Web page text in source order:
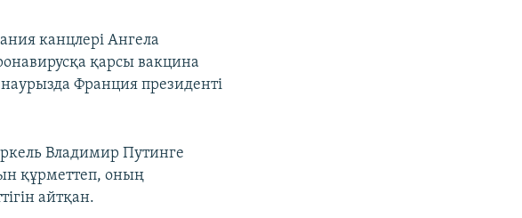
канцлері Ангела
қарсы вакцина
Франция президенті
Владимир Путинге
құрметтеп, оның
айтқан.